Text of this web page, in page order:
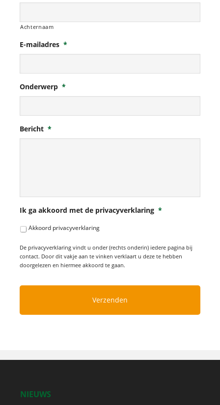
Achternaam
E-mailadres *
Onderwerp *
Bericht *
Ik ga akkoord met de privacyverklaring *
Akkoord privacyverklaring
De privacyverklaring vindt u onder (rechts onderin) iedere pagina bij
contact. Door dit vakje aan te vinken verklaart u deze te hebben
doorgelezen en hiermee akkoord te gaan.
NIEUWS